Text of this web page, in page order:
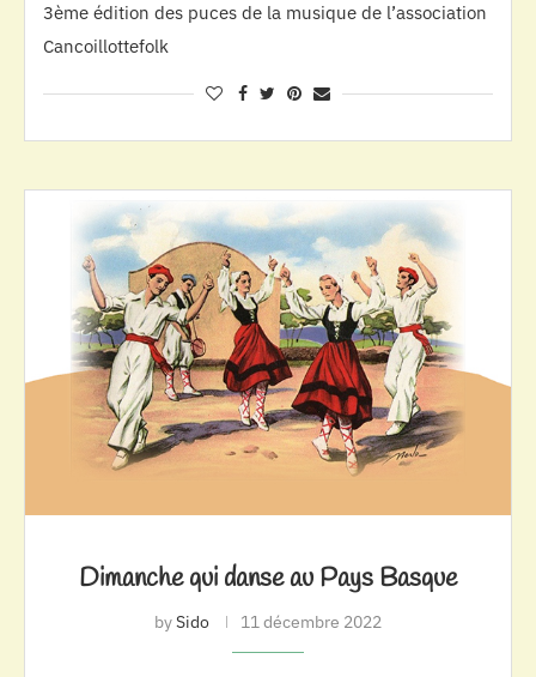
3ème édition des puces de la musique de l’association
Cancoillottefolk
Dimanche qui danse au Pays Basque
bySido 11 décembre 2022